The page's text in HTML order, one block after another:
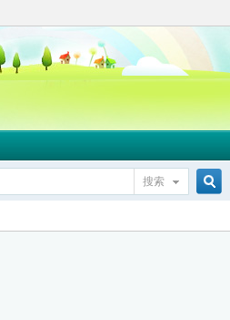
搜索